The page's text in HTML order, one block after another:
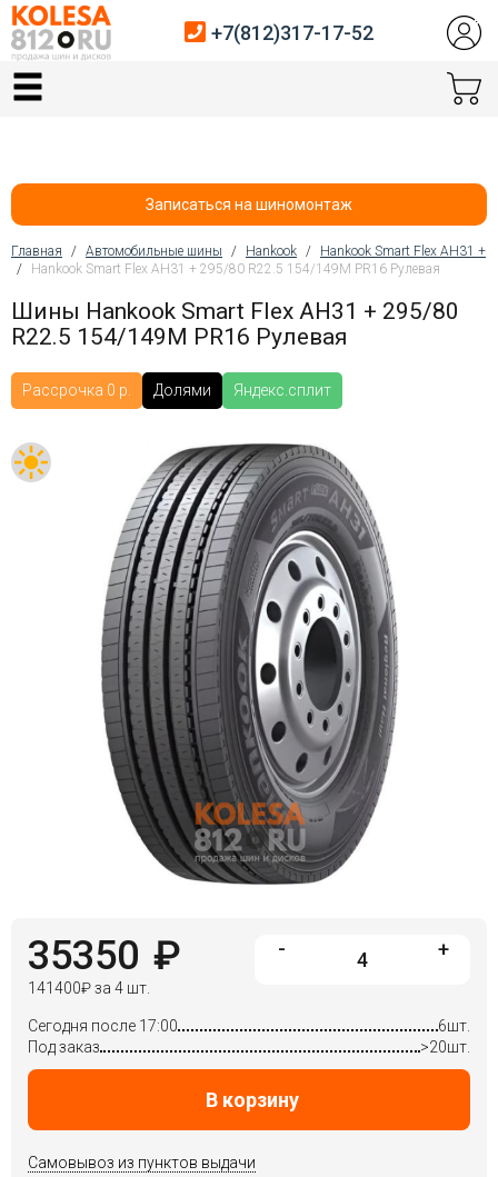
Главная
Автосервис
Услуги шиномонтажа
Хранение шин
Контакты
Войти на сайт
+7(812)317-
21:00
+7(812)317-17-52
Записаться на шиномонтаж
Вы здесь
Главная / Автомобильные шины / Hankook /
Hankook Smart Flex AH31 +
/
Hankook Smart Flex AH31 + 295/80 R22.5 154/149M PR16 Рулевая
Шины Hankook Smart Flex AH31 + 295/80
R22.5 154/149M PR16 Рулевая
Рассрочка 0 р. Долями Яндекс.сплит
35350 ₽
141400₽за 4 шт.
- +
Сегодня после 17:00
6шт.
Под заказ
>20шт.
В корзину
Самовывоз из пунктов выдачи